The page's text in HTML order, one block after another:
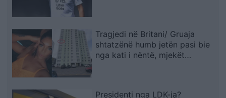
Tragjedi në Britani/ Gruaja
shtatzënë humb jetën pasi bie
nga kati i nëntë, mjekët
Presidenti nga LDK-ja?